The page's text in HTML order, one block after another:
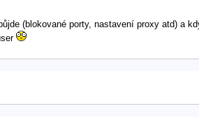
(blokované porty, nastavení proxy atd) a